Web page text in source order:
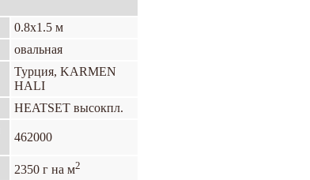
0.8х1.5 м
овальная
Турция, KARMEN
HALI
HEATSET высокпл.
462000
2350 г на м2